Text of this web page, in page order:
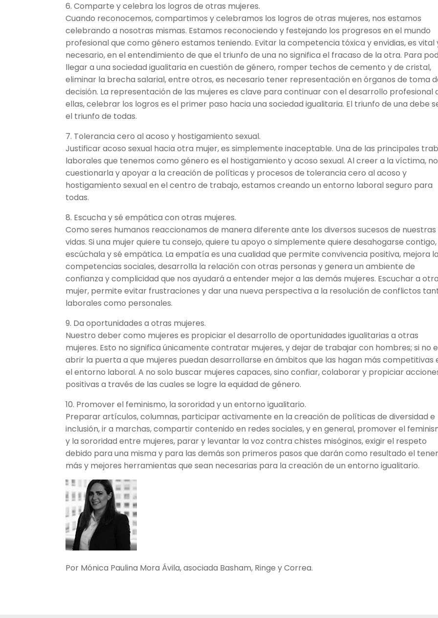
6. Comparte y celebra los logros de otras mujeres.
Cuando reconocemos, compartimos y celebramos los logros de otras mujeres, nos estamos
celebrando a nosotras mismas. Estamos reconociendo y festejando los progresos en el mundo
profesional que como género estamos teniendo. Evitar la competencia tóxica y envidias, es vital
necesario, en el entendimiento de que el triunfo de una no significa el fracaso de la otra. Para
llegar a una sociedad igualitaria en cuestión de género, romper techos de cemento y de cristal,
eliminar la brecha salarial, entre otros, es necesario tener representación en órganos de toma
decisión. La representación de las mujeres es clave para continuar con el desarrollo profesional
ellas, celebrar los logros es el primer paso hacia una sociedad igualitaria. El triunfo de una debe
el triunfo de todas.
7. Tolerancia cero al acoso y hostigamiento sexual.
Justificar acoso sexual hacia otra mujer, es simplemente inaceptable. Una de las principales
laborales que tenemos como género es el hostigamiento y acoso sexual. Al creer a la víctima, no
cuestionarla y apoyar a la creación de políticas y procesos de tolerancia cero al acoso y
hostigamiento sexual en el centro de trabajo, estamos creando un entorno laboral seguro para
todas.
8. Escucha y sé empática con otras mujeres.
Como seres humanos reaccionamos de manera diferente ante los diversos sucesos de nuestras
vidas. Si una mujer quiere tu consejo, quiere tu apoyo o simplemente quiere desahogarse contigo,
escúchala y sé empática. La empatía es una cualidad que permite convivencia positiva, mejora
competencias sociales, desarrolla la relación con otras personas y genera un ambiente de
confianza y complicidad que nos ayudará a entender mejor a las demás mujeres. Escuchar a otra
mujer, permite evitar frustraciones y dar una nueva perspectiva a la resolución de conflictos
laborales como personales.
9. Da oportunidades a otras mujeres.
Nuestro deber como mujeres es propiciar el desarrollo de oportunidades igualitarias a otras
mujeres. Esto no significa únicamente contratar mujeres, y dejar de trabajar con hombres; si no
abrir la puerta a que mujeres puedan desarrollarse en ámbitos que las hagan más competitivas
el entorno laboral. A no solo buscar mujeres capaces, sino confiar, colaborar y propiciar
positivas a través de las cuales se logre la equidad de género.
10. Promover el feminismo, la sororidad y un entorno igualitario.
Preparar artículos, columnas, participar activamente en la creación de políticas de diversidad e
inclusión, ir a marchas, compartir contenido en redes sociales, y en general, promover el
y la sororidad entre mujeres, parar y levantar la voz contra chistes misóginos, exigir el respeto
debido para una misma y para las demás son primeros pasos que darán como resultado el tener
más y mejores herramientas que sean necesarias para la creación de un entorno igualitario.
Por Mónica Paulina Mora Ávila, asociada Basham, Ringe y Correa.